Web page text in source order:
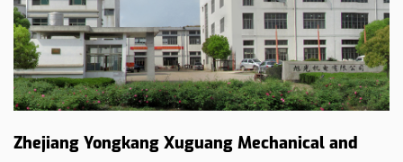
Zhejiang Yongkang Xuguang Mechanical and